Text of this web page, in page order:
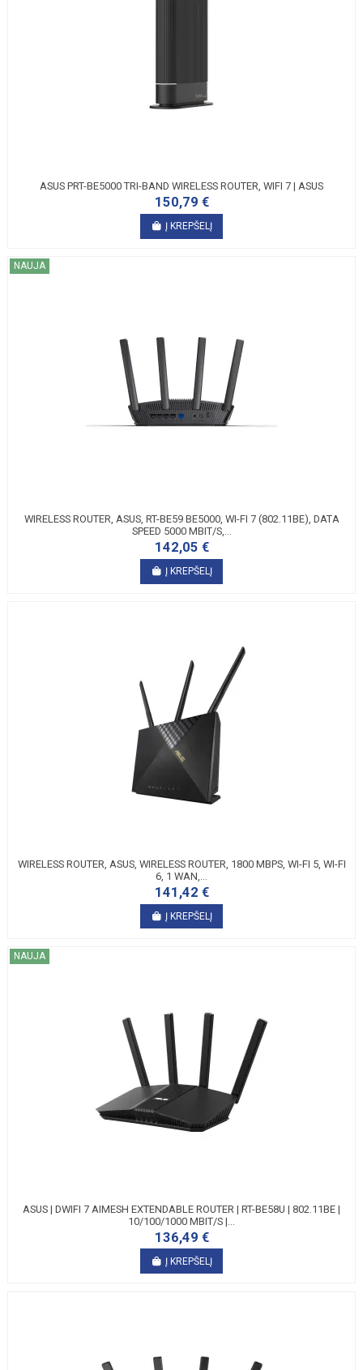
ASUS PRT-BE5000 TRI-BAND WIRELESS ROUTER, WIFI 7 | ASUS
150,79 €
Į KREPŠELĮ
NAUJA
WIRELESS ROUTER, ASUS, RT-BE59 BE5000, WI-FI 7 (802.11BE), DATA
SPEED 5000 MBIT/S,...
142,05 €
Į KREPŠELĮ
WIRELESS ROUTER, ASUS, WIRELESS ROUTER, 1800 MBPS, WI-FI 5, WI-FI
6, 1 WAN,...
141,42 €
Į KREPŠELĮ
NAUJA
ASUS | DWIFI 7 AIMESH EXTENDABLE ROUTER | RT-BE58U | 802.11BE |
10/100/1000 MBIT/S |...
136,49 €
Į KREPŠELĮ